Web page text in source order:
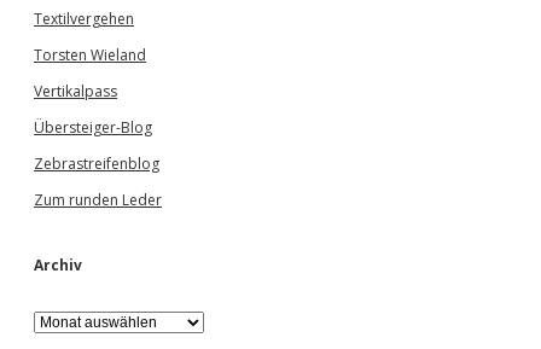
Textilvergehen
Torsten Wieland
Vertikalpass
Übersteiger-Blog
Zebrastreifenblog
Zum runden Leder
Archiv
A
r